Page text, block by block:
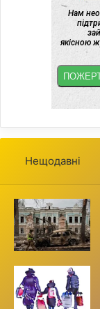
Нещодавні